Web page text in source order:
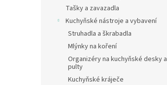
Tašky a zavazadla
Kuchyňské nástroje a vybavení
Struhadla a škrabadla
Mlýnky na koření
Organizéry na kuchyňské desky a
pulty
Kuchyňské kráječe